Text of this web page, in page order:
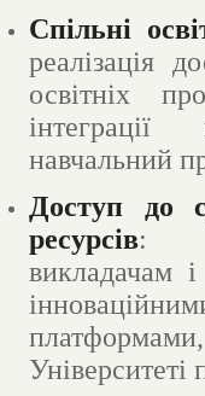
Спільні
реалізація
освітніх
навчальний
Доступ до
ресурсів:
викладачам і